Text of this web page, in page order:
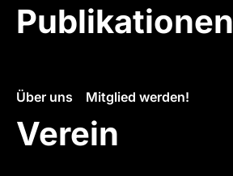
Publikationen
Über uns Mitglied werden!
Verein